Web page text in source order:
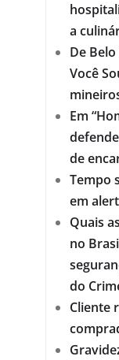
a
De
Você
Em
de
Tempo
em
Quais
no
do
Cliente